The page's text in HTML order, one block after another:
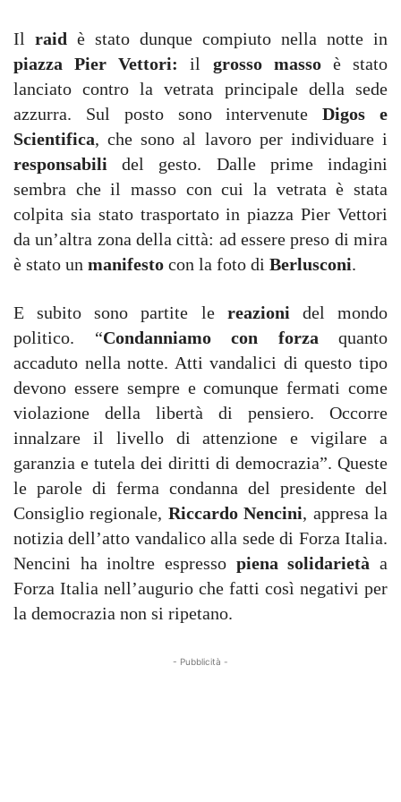
Il raid è stato dunque compiuto nella notte in
piazza Pier Vettori:
il grosso masso è stato
lanciato contro la vetrata principale della sede
azzurra. Sul posto sono intervenute Digos e
Scientifica, che sono al lavoro per individuare i
responsabilidel gesto. Dalle prime indagini
sembra che il masso con cui la vetrata è stata
colpita sia stato trasportato in piazza Pier Vettori
da un’altra zona della città: ad essere preso di mira
è stato un manifesto con la foto di Berlusconi.
E subito sono partite le reazioni del mondo
politico. “Condanniamo con forza quanto
accaduto nella notte. Atti vandalici di questo tipo
devono essere sempre e comunque fermati come
violazione della libertà di pensiero. Occorre
innalzare il livello di attenzione e vigilare a
garanzia e tutela dei diritti di democrazia”. Queste
le parole di ferma condanna del presidente del
Consiglio regionale, Riccardo Nencini, appresa la
notizia dell’atto vandalico alla sede di Forza Italia.
Nencini ha inoltre espresso piena solidarietà a
Forza Italia nell’augurio che fatti così negativi per
la democrazia non si ripetano.
- Pubblicità -